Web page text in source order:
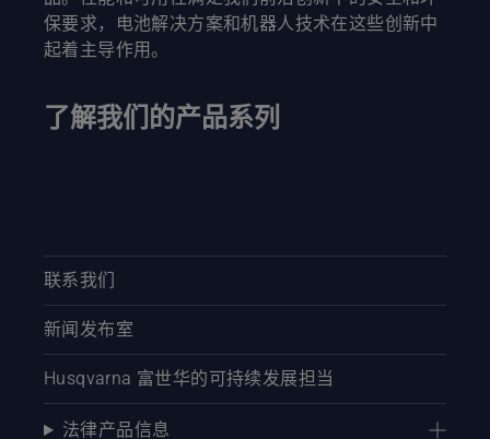
保要求，电池解决方案和机器人技术在这些创新中
起着主导作用。
了解我们的产品系列
联系我们
新闻发布室
Husqvarna 富世华的可持续发展担当
法律产品信息